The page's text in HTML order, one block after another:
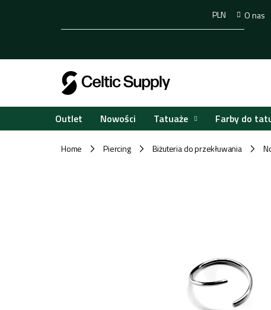
O nas
PLN
Outlet Nowości Tatuaże Farby do
Home / Piercing / Biżuteria do przekłuwania /